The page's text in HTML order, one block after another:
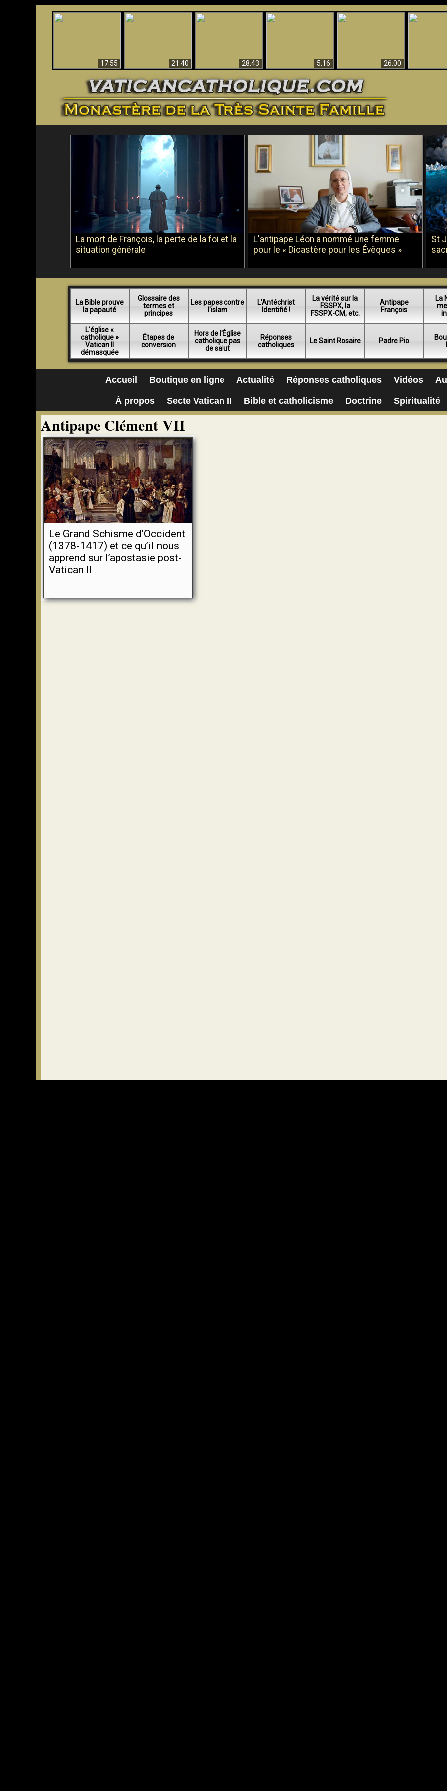
17:55
21:40
28:43
5:16
26:00
La mort de François, la perte de la foi et la
situation générale
L'antipape Léon a nommé une femme
pour le « Dicastère pour les Évêques »
St
La Bible prouve
la papauté
Glossaire des
termes et
principes
Les papes contre
l'islam
L'Antéchrist
Identifié !
La vérité sur la
FSSPX, la
FSSPX-CM, etc.
Antipape
François
La
L'église «
catholique »
Vatican II
démasquée
Étapes de
conversion
Hors de l'Église
catholique pas
de salut
Réponses
catholiques
Le Saint Rosaire Padre Pio
Accueil Boutique en ligne Actualité Réponses catholiques Vidéos
À propos Secte Vatican II Bible et catholicisme Doctrine Spiritualité
Antipape Clément VII
Le Grand Schisme d’Occident
(1378-1417) et ce qu’il nous
apprend sur l’apostasie post-
Vatican II